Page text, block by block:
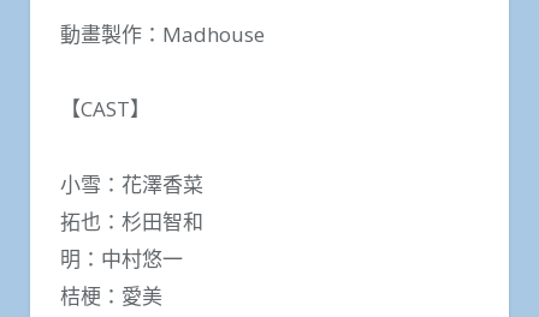
動畫製作：Madhouse
【CAST】
小雪：花澤香菜
拓也：杉田智和
明：中村悠一
桔梗：愛美